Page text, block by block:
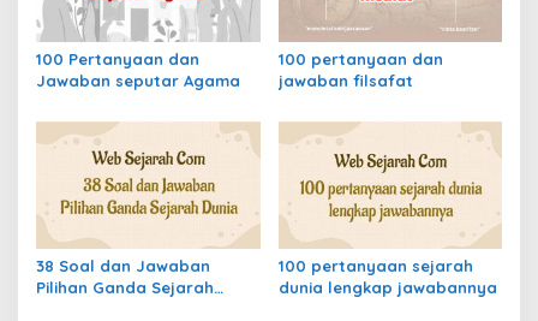
100 Pertanyaan dan
Jawaban seputar Agama
100 pertanyaan dan
jawaban filsafat
38 Soal dan Jawaban
Pilihan Ganda Sejarah
100 pertanyaan sejarah
dunia lengkap jawabannya